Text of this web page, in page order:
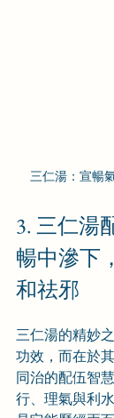
三仁湯：宣暢
3. 三仁湯
暢中滲下
和祛邪
三仁湯的精妙
功效，而在於
同治的配伍智
行、理氣與利